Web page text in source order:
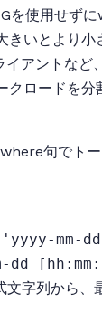
を使用せず
きいとより
アントなど
クロードを分
where句でト
'yyyy-mm-
dd
文字列から、